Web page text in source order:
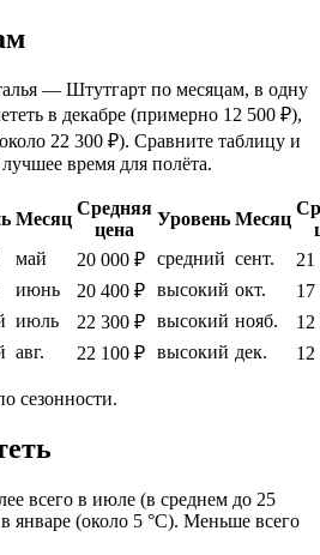
— Штутгарт по месяцам, в одну
в декабре (примерно 12 500 ₽),
22 300 ₽). Сравните таблицу и
время для полёта.
Месяц
Средняя
цена
Уровень Месяц
май 20 000 ₽ средний сент.
21
июнь 20 400 ₽ высокий окт.
17
июль 22 300 ₽ высокий нояб.
12
авг. 22 100 ₽ высокий дек. 12
сезонности.
всего в июле (в среднем до 25
январе (около 5 °C). Меньше всего